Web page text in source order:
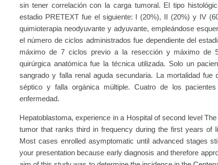
sin tener correlación con la carga tumoral. El tipo
estadio PRETEXT fue el siguiente: I (20%), II (20%) y IV
quimioterapia neodyuvante y adyuvante, empleándose
el número de ciclos administrados fue dependiente del
máximo de 7 ciclos previo a la resección y máximo de
quirúrgica anatómica fue la técnica utilizada. Solo un
sangrado y falla renal aguda secundaria. La mortalidad
séptico y falla orgánica múltiple. Cuatro de los
enfermedad.
Hepatoblastoma, experience in a Hospital of second level
tumor that ranks third in frequency during the first years of
Most cases enrolled asymptomatic until advanced stages
your presentation because early diagnosis and therefore